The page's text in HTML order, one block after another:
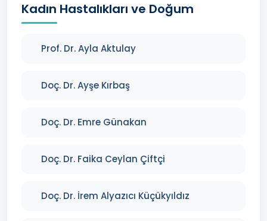
Kadın Hastalıkları ve Doğum
Prof. Dr. Ayla Aktulay
Doç. Dr. Ayşe Kırbaş
Doç. Dr. Emre Günakan
Doç. Dr. Faika Ceylan Çiftçi
Doç. Dr. İrem Alyazıcı Küçükyıldız